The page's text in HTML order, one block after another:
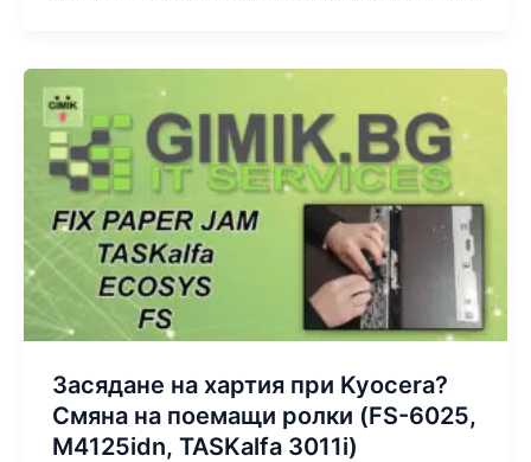
Засядане на хартия при Kyocera?
Смяна на поемащи ролки (FS-6025,
M4125idn, TASKalfa 3011i)